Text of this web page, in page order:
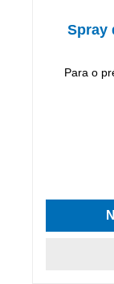
Spray
Para o